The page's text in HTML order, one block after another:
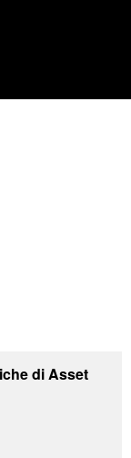
di Asset